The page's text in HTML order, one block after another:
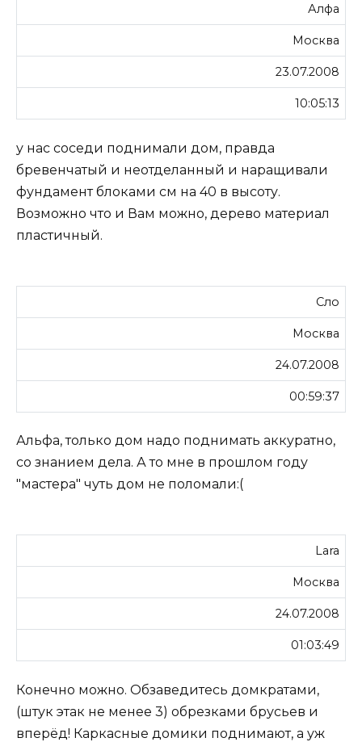
Алфа
Москва
23.07.2008
10:05:13
у нас соседи поднимали дом, правда
бревенчатый и неотделанный и наращивали
фундамент блоками см на 40 в высоту.
Возможно что и Вам можно, дерево материал
пластичный.
Сло
Москва
24.07.2008
00:59:37
Альфа, только дом надо поднимать аккуратно,
со знанием дела. А то мне в прошлом году
"мастера" чуть дом не поломали:(
Lara
Москва
24.07.2008
01:03:49
Конечно можно. Обзаведитесь домкратами,
(штук этак не менее 3) обрезками брусьев и
вперёд! Каркасные домики поднимают, а уж